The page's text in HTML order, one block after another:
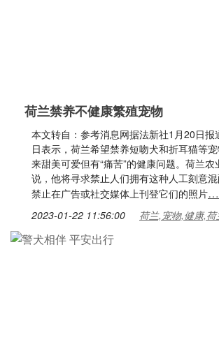
荷兰禁养不健康繁殖宠物
本文转自：参考消息网据法新社1月20日报
日表示，荷兰希望禁养短吻犬和折耳猫等
来甜美可爱但有“痛苦”的健康问题。荷兰农
说，他将寻求禁止人们拥有这种人工刻意
禁止在广告或社交媒体上刊登它们的照片
2023-01-22 11:56:00 荷兰,宠物,健康,